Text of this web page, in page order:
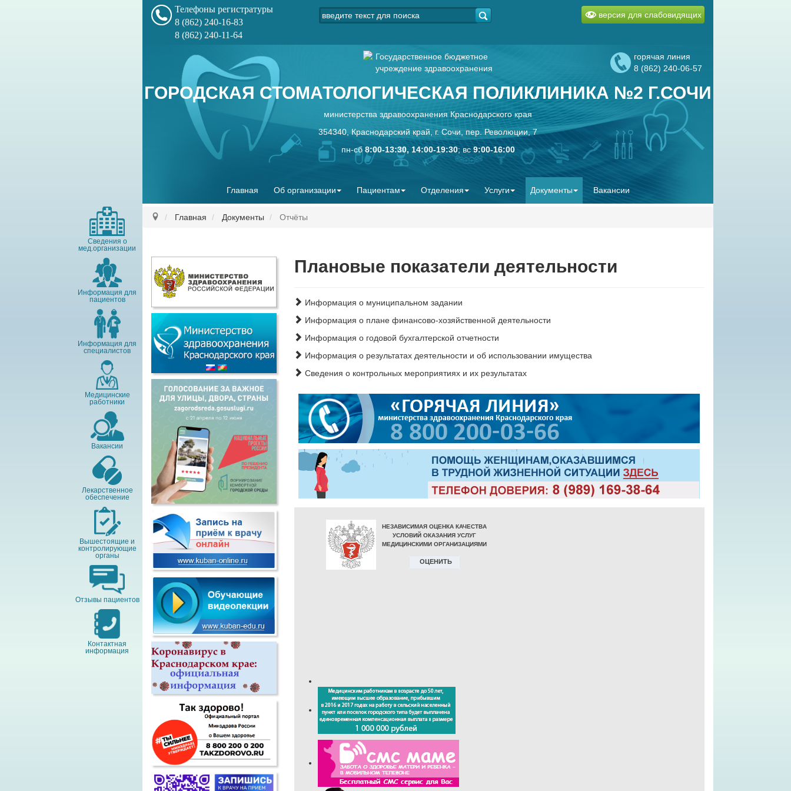
Телефоны регистратуры
8 (862) 240-16-83
8 (862) 240-11-64
версия для слабовидящих
Государственное бюджетное
учреждение здравоохранения
горячая линия
8 (862) 240-06-57
ГОРОДСКАЯ СТОМАТОЛОГИЧЕСКАЯ ПОЛИКЛИНИКА №2 Г.СОЧИ
министерства здравоохранения Краснодарского края
354340, Краснодарский край, г. Сочи, пер. Революции, 7
пн-сб8:00-13:30, 14:00-19:30; вс 9:00-16:00
Главная Об организации Пациентам Отделения Услуги Документы Вакансии
Сведения о
мед.организации
Информация для
пациентов
Информация для
специалистов
Медицинские
работники
Вакансии
Лекарственное
обеспечение
Вышестоящие и
контролирующие
органы
Отзывы пациентов
Контактная
информация
Главная Документы Отчёты
Плановые показатели деятельности
Информация о муниципальном задании
Информация о плане финансово-хозяйственной деятельности
Информация о годовой бухгалтерской отчетности
Информация о результатах деятельности и об использовании имущества
Сведения о контрольных мероприятиях и их результатах